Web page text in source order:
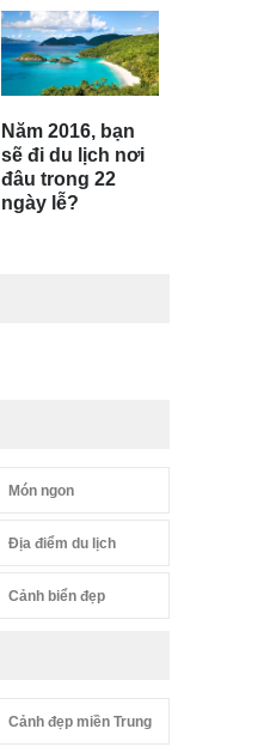
Năm 2016, bạn
sẽ đi du lịch nơi
đâu trong 22
ngày lễ?
Món ngon
Địa điểm du lịch
Cảnh biển đẹp
Cảnh đẹp miền Trung